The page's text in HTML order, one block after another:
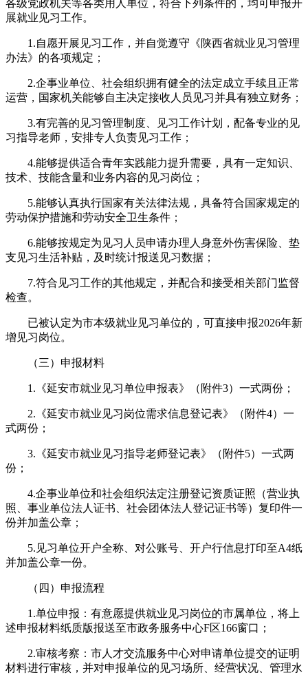
各级党政机关等各类用人单位，符合下列条件的，均可申报开
展就业见习工作。
1.自愿开展见习工作，并自觉遵守《陕西省就业见习管理
办法》的各项规定；
2.企事业单位、社会组织拥有健全的法定成立手续且正常
运营，国家机关能够自主决定接收人员见习并具有独立财务；
3.有完善的见习管理制度、见习工作计划，配备专业的见
习指导老师，安排专人负责见习工作；
4.能够提供适合青年实践能力提升需要，具有一定知识、
技术、技能含量和业务内容的见习岗位；
5.能够认真执行国家有关法律法规，具备符合国家规定的
劳动保护措施和劳动安全卫生条件；
6.能够按规定为见习人员申请办理人身意外伤害保险、垫
支见习生活补贴，及时统计报送见习数据；
7.符合见习工作的其他规定，并配合和接受相关部门监督
检查。
已被认定为市本级就业见习单位的，可直接申报2026年新
增见习岗位。
（三）申报材料
1.《延安市就业见习单位申报表》（附件3）一式两份；
2.《延安市就业见习岗位需求信息登记表》（附件4）一
式两份；
3.《延安市就业见习指导老师登记表》（附件5）一式两
份；
4.企事业单位和社会组织法定注册登记资质证照（营业执
照、事业单位法人证书、社会团体法人登记证书等）复印件一
份并加盖公章；
5.见习单位开户全称、对公账号、开户行信息打印至A4纸
并加盖公章一份。
（四）申报流程
1.单位申报：有意愿提供就业见习岗位的市属单位，将上
述申报材料纸质版报送至市政务服务中心F区166窗口；
2.审核考察：市人才交流服务中心对申请单位提交的证明
材料进行审核，并对申报单位的见习场所、经营状况、管理水